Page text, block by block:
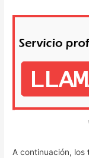
A continuación, los